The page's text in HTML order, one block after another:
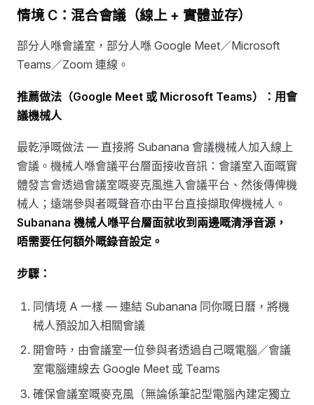
情境 C：混合會議（線上 + 實體並存）
部分人喺會議室，部分人喺 Google Meet／Microsoft
Teams／Zoom 連線。
推薦做法（Google Meet 或 Microsoft Teams）：用會
議機械人
最乾淨嘅做法 — 直接將 Subanana 會議機械人加入線上
會議。機械人喺會議平台層面接收音訊：會議室入面嘅實
體發言會透過會議室嘅麥克風進入會議平台、然後傳俾機
械人；遠端參與者嘅聲音亦由平台直接擷取俾機械人。
Subanana 機械人喺平台層面就收到兩邊嘅清淨音源，
唔需要任何額外嘅錄音設定。
步驟：
同情境 A 一樣 — 連結 Subanana 同你嘅日曆，將機
械人預設加入相關會議
開會時，由會議室一位參與者透過自己嘅電腦／會議
室電腦連線去 Google Meet 或 Teams
確保會議室嘅麥克風（無論係筆記型電腦內建定獨立